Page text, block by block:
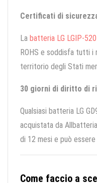
Certificati di
La batteria LG LGIP-
ROHS e soddisfa tutti i
territorio degli Stati
30 giorni di diritto di
Qualsiasi batteria LG
acquistata da
di 12 mesi e può
Come faccio a